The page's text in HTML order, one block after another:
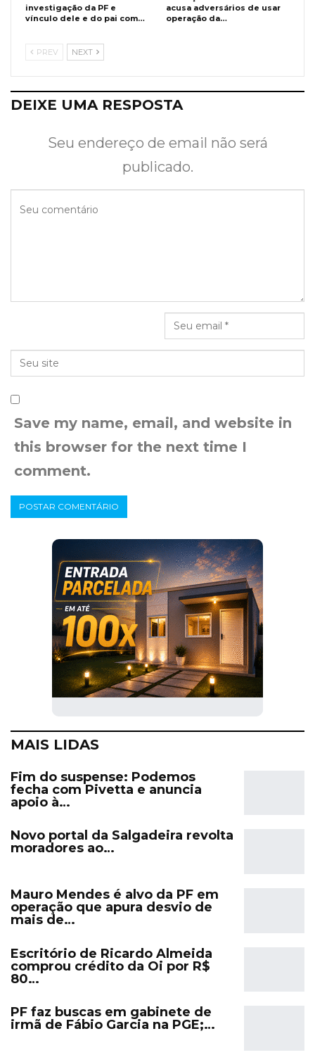
investigação da PF e
vínculo dele e do pai com…
acusa adversários de usar
operação da…
PREV NEXT
DEIXE UMA RESPOSTA
Seu endereço de email não será
publicado.
Save my name, email, and website in
this browser for the next time I
comment.
MAIS LIDAS
Fim do suspense: Podemos
fecha com Pivetta e anuncia
apoio à…
Novo portal da Salgadeira revolta
moradores ao…
Mauro Mendes é alvo da PF em
operação que apura desvio de
mais de…
Escritório de Ricardo Almeida
comprou crédito da Oi por R$
80…
PF faz buscas em gabinete de
irmã de Fábio Garcia na PGE;…